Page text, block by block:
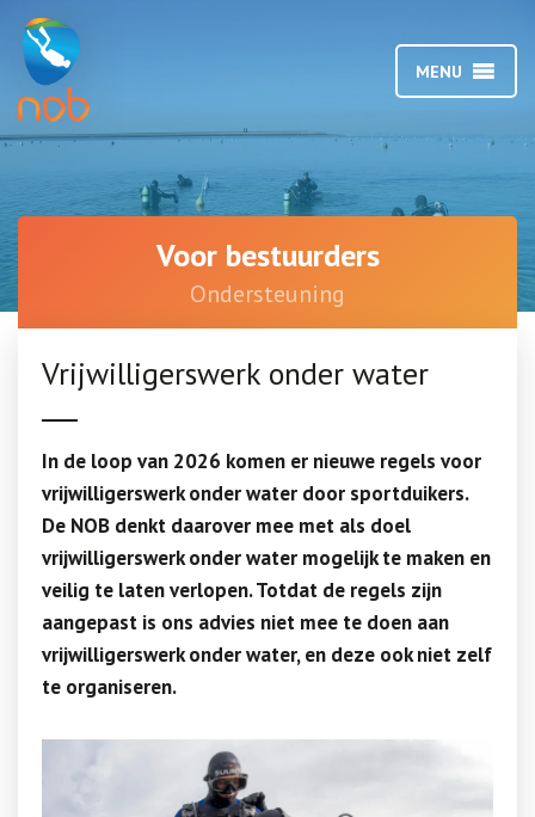
MENU
Voor bestuurders
Ondersteuning
Vrijwilligerswerk onder water
In de loop van 2026 komen er nieuwe regels voor
vrijwilligerswerk onder water door sportduikers.
De NOB denkt daarover mee met als doel
vrijwilligerswerk onder water mogelijk te maken en
veilig te laten verlopen. Totdat de regels zijn
aangepast is ons advies niet mee te doen aan
vrijwilligerswerk onder water, en deze ook niet zelf
te organiseren.